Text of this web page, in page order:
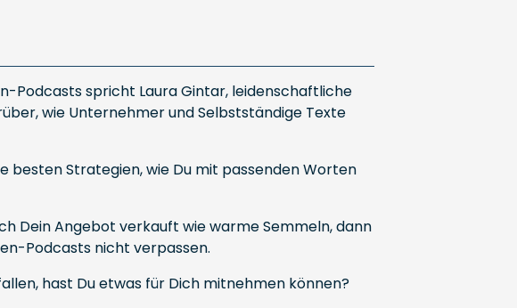
Podcasts spricht Laura Gintar, leidenschaftliche
wie Unternehmer und Selbstständige Texte
besten Strategien, wie Du mit passenden Worten
Dein Angebot verkauft wie warme Semmeln, dann
Podcasts nicht verpassen.
hast Du etwas für Dich mitnehmen können?